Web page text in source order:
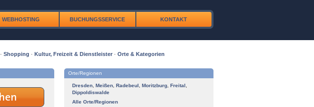
WEBHOSTING BUCHUNGSSERVICE KONTAKT
· Shopping · Kultur, Freizeit & Dienstleister · Orte & Kategorien
Orte/Regionen
Dresden Meißen Radebeul Moritzburg Freital
Dippoldiswalde
Alle Orte/Regionen